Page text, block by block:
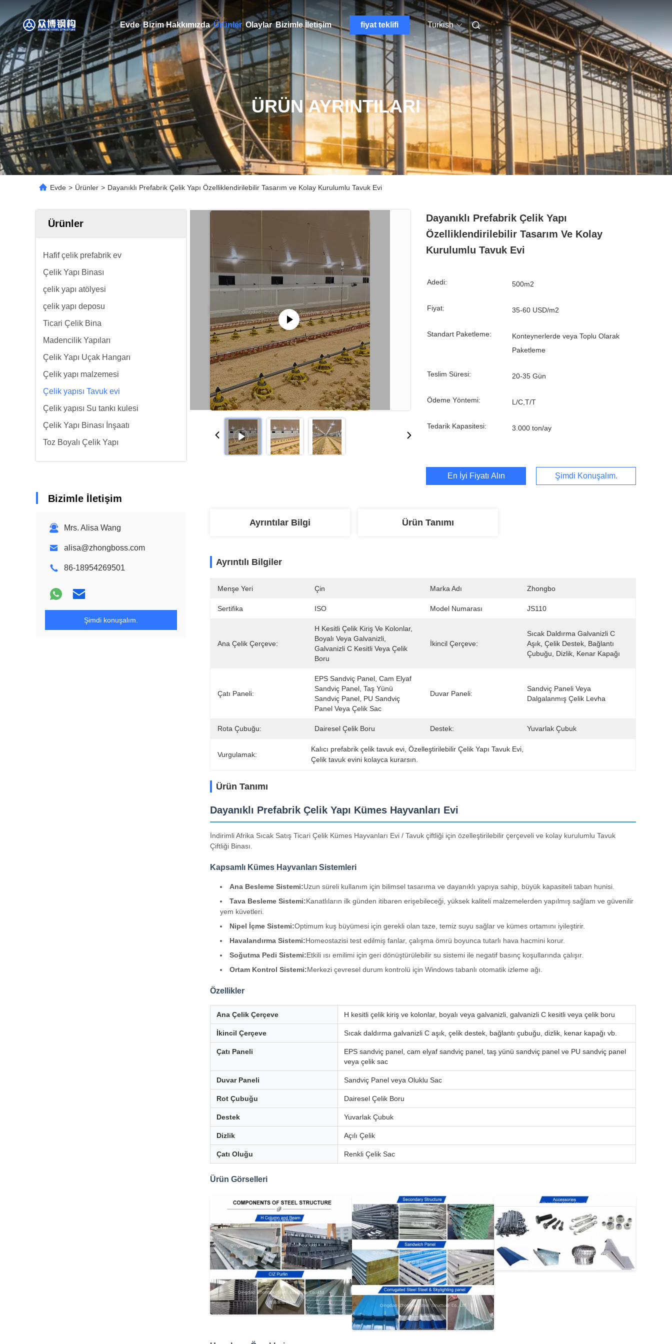
Evde Bizim Hakkımızda Ürünler Olaylar Bizimle İletişim fiyat teklifi Turkish
ÜRÜN AYRINTILARI
Evde > Ürünler > Dayanıklı Prefabrik Çelik Yapı Özelliklendirilebilir Tasarım ve Kolay Kurulumlu Tavuk Evi
Ürünler
Hafif çelik prefabrik ev
Çelik Yapı Binası
çelik yapı atölyesi
çelik yapı deposu
Ticari Çelik Bina
Madencilik Yapıları
Çelik Yapı Uçak Hangarı
Çelik yapı malzemesi
Çelik yapısı Tavuk evi
Çelik yapısı Su tankı kulesi
Çelik Yapı Binası İnşaatı
Toz Boyalı Çelik Yapı
Bizimle İletişim
Mrs. Alisa Wang
alisa@zhongboss.com
86-18954269501
Şimdi konuşalım.
Dayanıklı Prefabrik Çelik Yapı
Özelliklendirilebilir Tasarım Ve Kolay
Kurulumlu Tavuk Evi
Adedi: 500m2
Fiyat: 35-60 USD/m2
Standart Paketleme:
Konteynerlerde veya Toplu Olarak
Paketleme
Teslim Süresi: 20-35 Gün
Ödeme Yöntemi: L/C,T/T
Tedarik Kapasitesi: 3.000 ton/ay
En İyi Fiyatı Alın Şimdi Konuşalım.
Ayrıntılar Bilgi Ürün Tanımı
Ayrıntılı Bilgiler
Menşe Yeri Çin Marka Adı Zhongbo
Sertifika ISO Model Numarası JS110
Ana Çelik Çerçeve:
H Kesitli Çelik Kiriş Ve Kolonlar,
Boyalı Veya Galvanizli,
Galvanizli C Kesitli Veya Çelik
Boru
İkincil Çerçeve:
Sıcak Daldırma Galvanizli C
Aşık, Çelik Destek, Bağlantı
Çubuğu, Dizlik, Kenar Kapağı
Çatı Paneli:
EPS Sandviç Panel, Cam Elyaf
Sandviç Panel, Taş Yünü
Sandviç Panel, PU Sandviç
Panel Veya Çelik Sac
Duvar Paneli:
Sandviç Paneli Veya
Dalgalanmış Çelik Levha
Rota Çubuğu: Dairesel Çelik Boru Destek: Yuvarlak Çubuk
Vurgulamak:
Kalıcı prefabrik çelik tavuk evi , Özelleştirilebilir Çelik Yapı Tavuk Evi
Çelik tavuk evini kolayca kurarsın.
Ürün Tanımı
Dayanıklı Prefabrik Çelik Yapı Kümes Hayvanları Evi
İndirimli Afrika Sıcak Satış Ticari Çelik Kümes Hayvanları Evi / Tavuk çiftliği için özelleştirilebilir çerçeveli ve kolay kurulumlu Tavuk
Çiftliği Binası.
Kapsamlı Kümes Hayvanları Sistemleri
Ana Besleme Sistemi:Uzun süreli kullanım için bilimsel tasarıma ve dayanıklı yapıya sahip, büyük kapasiteli taban hunisi.
Tava Besleme Sistemi:Kanatlıların ilk günden itibaren erişebileceği, yüksek kaliteli malzemelerden yapılmış sağlam ve güvenilir
yem küvetleri.
Nipel İçme Sistemi:Optimum kuş büyümesi için gerekli olan taze, temiz suyu sağlar ve kümes ortamını iyileştirir.
Havalandırma Sistemi:Homeostazisi test edilmiş fanlar, çalışma ömrü boyunca tutarlı hava hacmini korur.
Soğutma Pedi Sistemi:Etkili ısı emilimi için geri dönüştürülebilir su sistemi ile negatif basınç koşullarında çalışır.
Ortam Kontrol Sistemi:Merkezi çevresel durum kontrolü için Windows tabanlı otomatik izleme ağı.
Özellikler
Ana Çelik Çerçeve H kesitli çelik kiriş ve kolonlar, boyalı veya galvanizli, galvanizli C kesitli veya çelik boru
İkincil Çerçeve Sıcak daldırma galvanizli C aşık, çelik destek, bağlantı çubuğu, dizlik, kenar kapağı vb.
Çatı Paneli
EPS sandviç panel, cam elyaf sandviç panel, taş yünü sandviç panel ve PU sandviç panel
veya çelik sac
Duvar Paneli Sandviç Panel veya Oluklu Sac
Rot Çubuğu Dairesel Çelik Boru
Destek Yuvarlak Çubuk
Dizlik Açılı Çelik
Çatı Oluğu Renkli Çelik Sac
Ürün Görselleri